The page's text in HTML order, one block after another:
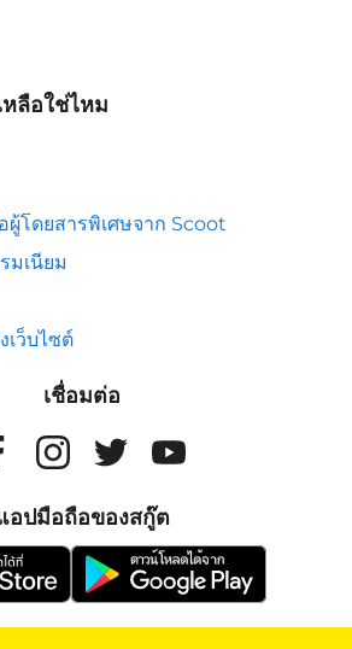
ลือใช่ไหม
ผู้โดยสารพิเศษจาก Scoot
มเนียม
เว็บไซต์
เชื่อมต่อ
อปมือถือของสกู๊ต